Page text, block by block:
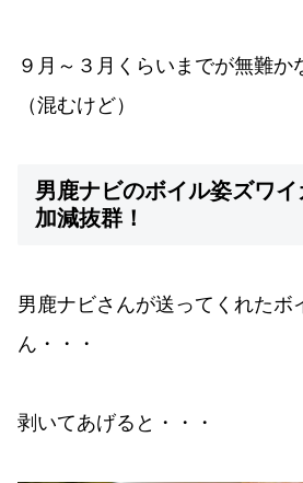
９月～３月くらいまでが無難か
（混むけど）
男鹿ナビのボイル姿ズワ
加減抜群！
男鹿ナビさんが送ってくれたボ
ん・・・
剥いてあげると・・・